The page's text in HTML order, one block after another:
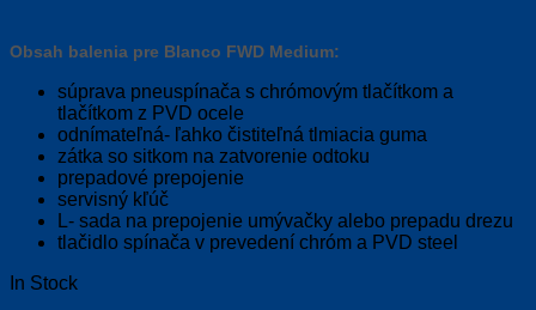
Obsah balenia pre Blanco FWD Medium:
súprava pneuspínača s chrómovým tlačítkom a
tlačítkom z PVD ocele
odnímateľná- ľahko čistiteľná tlmiacia guma
zátka so sitkom na zatvorenie odtoku
prepadové prepojenie
servisný kľúč
L- sada na prepojenie umývačky alebo prepadu drezu
tlačidlo spínača v prevedení chróm a PVD steel
In Stock